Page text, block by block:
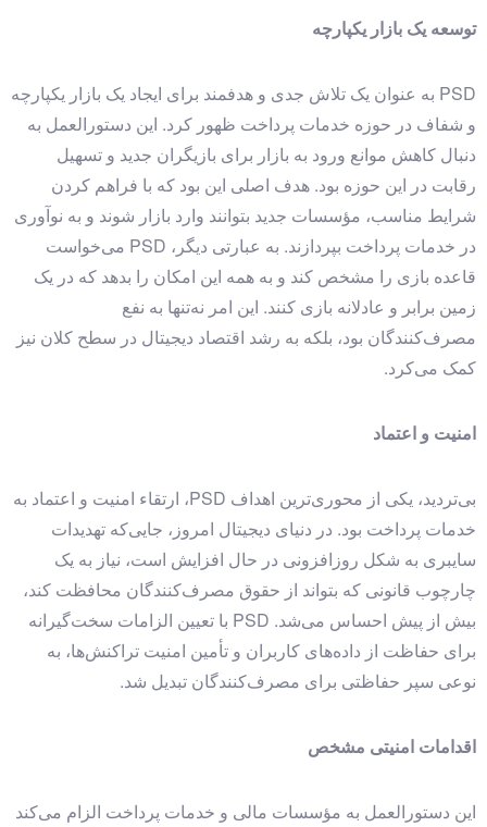
توسعه یک بازار یکپارچه
PSD به عنوان یک تلاش جدی و هدفمند برای ایجاد یک بازار یکپارچه
و شفاف در حوزه خدمات پرداخت ظهور کرد. این دستورالعمل به
دنبال کاهش موانع ورود به بازار برای بازیگران جدید و تسهیل
رقابت در این حوزه بود. هدف اصلی این بود که با فراهم کردن
شرایط مناسب، مؤسسات جدید بتوانند وارد بازار شوند و به نوآوری
در خدمات پرداخت بپردازند. به عبارتی دیگر، PSD می‌خواست
قاعده بازی را مشخص کند و به همه این امکان را بدهد که در یک
زمین برابر و عادلانه بازی کنند. این امر نه‌تنها به نفع
مصرف‌کنندگان بود، بلکه به رشد اقتصاد دیجیتال در سطح کلان نیز
کمک می‌کرد.
امنیت و اعتماد
بی‌تردید، یکی از محوری‌ترین اهداف PSD، ارتقاء امنیت و اعتماد به
خدمات پرداخت بود. در دنیای دیجیتال امروز، جایی‌که تهدیدات
سایبری به شکل روزافزونی در حال افزایش است، نیاز به یک
چارچوب قانونی که بتواند از حقوق مصرف‌کنندگان محافظت کند،
بیش از پیش احساس می‌شد. PSD با تعیین الزامات سخت‌گیرانه
برای حفاظت از داده‌های کاربران و تأمین امنیت تراکنش‌ها، به
نوعی سپر حفاظتی برای مصرف‌کنندگان تبدیل شد.
اقدامات امنیتی مشخص
این دستورالعمل به مؤسسات مالی و خدمات پرداخت الزام می‌کند